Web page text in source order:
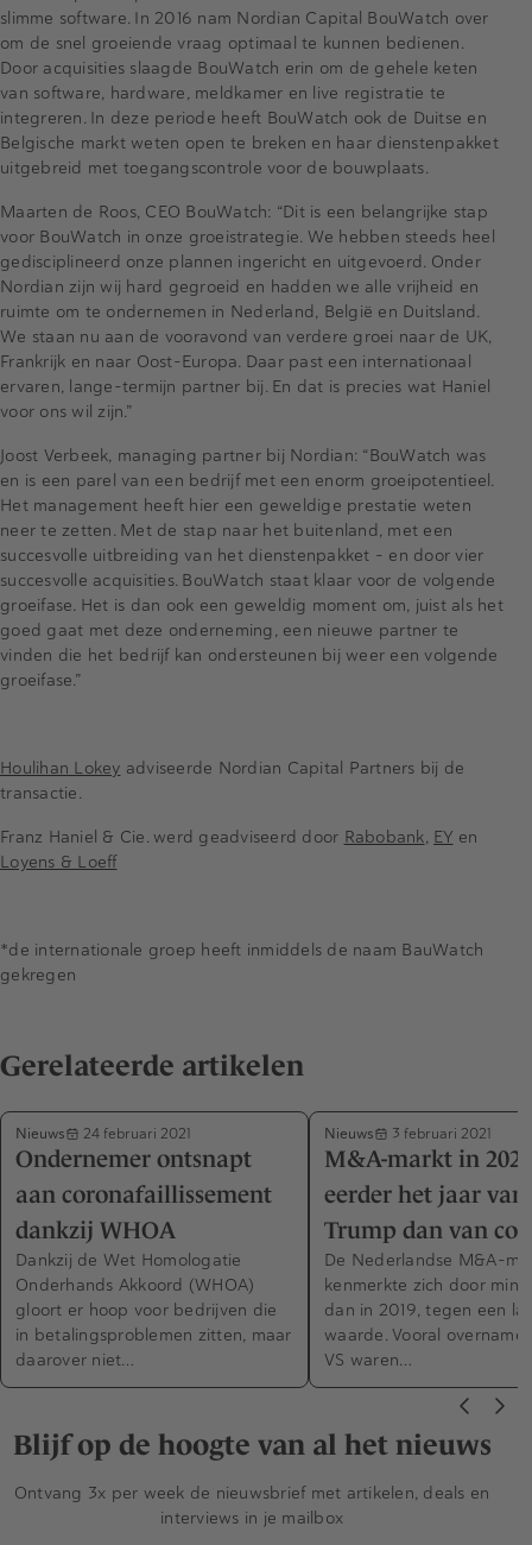
slimme software. In 2016 nam Nordian Capital BouWatch over
om de snel groeiende vraag optimaal te kunnen bedienen.
Door acquisities slaagde BouWatch erin om de gehele keten
van software, hardware, meldkamer en live registratie te
integreren. In deze periode heeft BouWatch ook de Duitse en
Belgische markt weten open te breken en haar dienstenpakket
uitgebreid met toegangscontrole voor de bouwplaats.
Maarten de Roos, CEO BouWatch: “Dit is een belangrijke stap
voor BouWatch in onze groeistrategie. We hebben steeds heel
gedisciplineerd onze plannen ingericht en uitgevoerd. Onder
Nordian zijn wij hard gegroeid en hadden we alle vrijheid en
ruimte om te ondernemen in Nederland, België en Duitsland.
We staan nu aan de vooravond van verdere groei naar de UK,
Frankrijk en naar Oost-Europa. Daar past een internationaal
ervaren, lange-termijn partner bij. En dat is precies wat Haniel
voor ons wil zijn.”
Joost Verbeek, managing partner bij Nordian: “BouWatch was
en is een parel van een bedrijf met een enorm groeipotentieel.
Het management heeft hier een geweldige prestatie weten
neer te zetten. Met de stap naar het buitenland, met een
succesvolle uitbreiding van het dienstenpakket – en door vier
succesvolle acquisities. BouWatch staat klaar voor de volgende
groeifase. Het is dan ook een geweldig moment om, juist als het
goed gaat met deze onderneming, een nieuwe partner te
vinden die het bedrijf kan ondersteunen bij weer een volgende
groeifase.”
Houlihan Lokey adviseerde Nordian Capital Partners bij de
transactie.
Franz Haniel & Cie. werd geadviseerd door Rabobank, EY en
Loyens & Loeff
*de internationale groep heeft inmiddels de naam BauWatch
gekregen
Gerelateerde artikelen
Nieuws 24 februari 2021
Ondernemer ontsnapt
aan coronafaillissement
dankzij WHOA
Dankzij de Wet Homologatie
Onderhands Akkoord (WHOA)
gloort er hoop voor bedrijven die
in betalingsproblemen zitten, maar
daarover niet…
Nieuws 3 februari 2021
M&A-markt in
eerder het jaar van
Trump dan van
De Nederlandse M&A-
kenmerkte zich door
dan in 2019, tegen een
waarde. Vooral
VS waren…
Blijf op de hoogte van al het nieuws
Ontvang 3x per week de nieuwsbrief met artikelen, deals en
interviews in je mailbox